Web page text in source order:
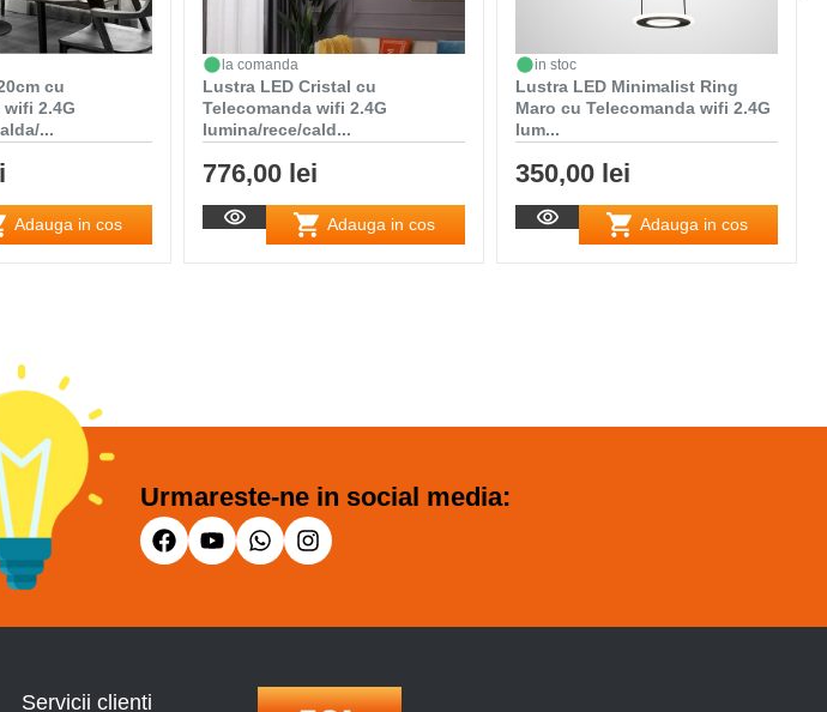
cu
wifi 2.4G
...
Adauga in cos
la comanda
Lustra LED Cristal cu
Telecomanda wifi 2.4G
lumina/rece/cald...
776,00 lei
Adauga in cos
in stoc
Lustra LED Minimalist Ring
Maro cu Telecomanda wifi 2.4G
lum...
350,00 lei
Adauga in cos
Urmareste-ne in social media:
Servicii clienti